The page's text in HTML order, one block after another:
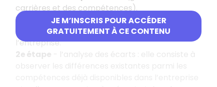
JE M’INSCRIS POUR ACCÉDER
GRATUITEMENT À CE CONTENU
carrières et des compétences).
1re étape- l’analyse de l’existant : il s’agit de
recenser les compétences présentes dans
l’entreprise.
2e étape
- l’analyse des écarts : elle consiste à